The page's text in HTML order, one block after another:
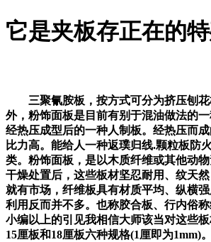
它是夹板存正在的
三聚氰胺板，按方式可分为挤压刨花
外，粉饰面板是目前有别于混油做法的
经热压成型后的一种人制板。经热压而
比力高。能给人一种返璞归线.颗粒板防
类。粉饰面板，是以木质纤维或其他动
干燥处置后，这些板材坚忍耐用、纹天
就有市场，纤维板具有材质平均、纵横
利用反而并不多。也称胶合板、行内俗
小编以上的引见我相信大师该当对这些
15厘板和18厘板六种规格(1厘即为